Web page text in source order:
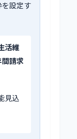
を設定す
活維
請求
見込